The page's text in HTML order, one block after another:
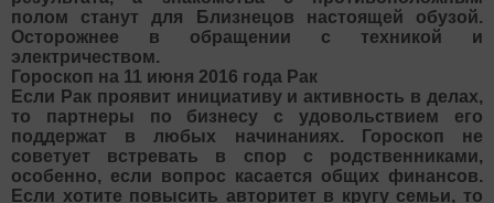
полом станут для Близнецов настоящей обузой.
Осторожнее в обращении с техникой и
электричеством.
Гороскоп на 11 июня 2016 года Рак
Если Рак проявит инициативу и активность в делах,
то партнеры по бизнесу с удовольствием его
поддержат в любых начинаниях. Гороскоп не
советует встревать в спор с родственниками,
особенно, если вопрос касается общих финансов.
Если хотите повысить авторитет в кругу семьи, то